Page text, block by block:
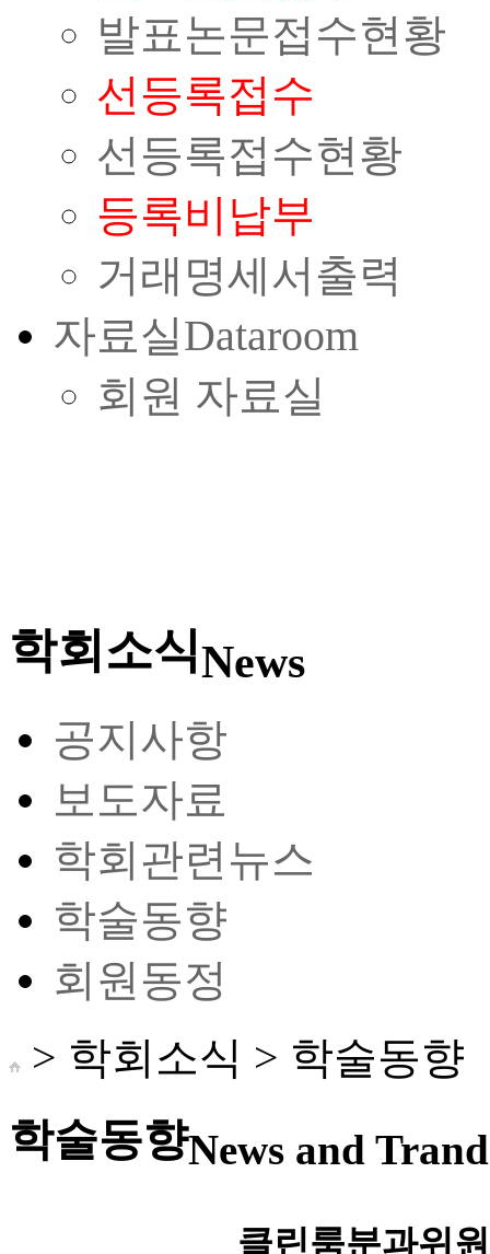
발표논문접수현황
선등록접수
선등록접수현황
등록비납부
거래명세서출력
자료실Dataroom
회원 자료실
학회소식News
공지사항
보도자료
학회관련뉴스
학술동향
회원동정
> 학회소식 > 학술동향
학술동향News and
클린룸분과위